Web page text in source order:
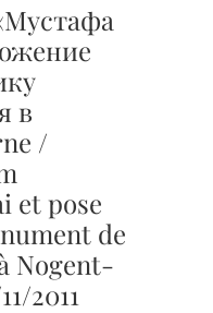
в
/
et pose
de
Nogent-
2011